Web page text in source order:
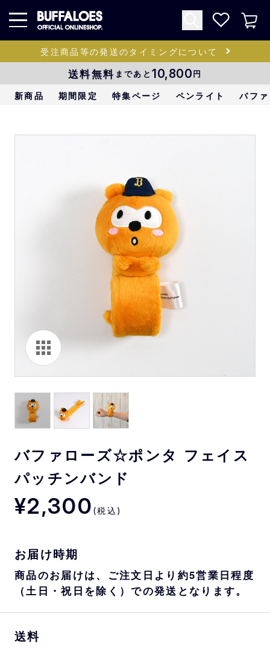
受注商品等の発送のタイミングについて
送料無料 まであと 10,800円
新商品 期間限定 特集ページ ペンライト バフ
バファローズ☆ポンタ フェイス
パッチンバンド
¥2,300 (税込)
お届け時期
商品のお届けは、ご注文日より約5営業日程度
（土日・祝日を除く）での発送となります。
送料